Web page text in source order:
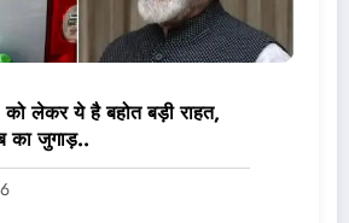
लेकर ये है बहोत बड़ी राहत,
का जुगाड़..